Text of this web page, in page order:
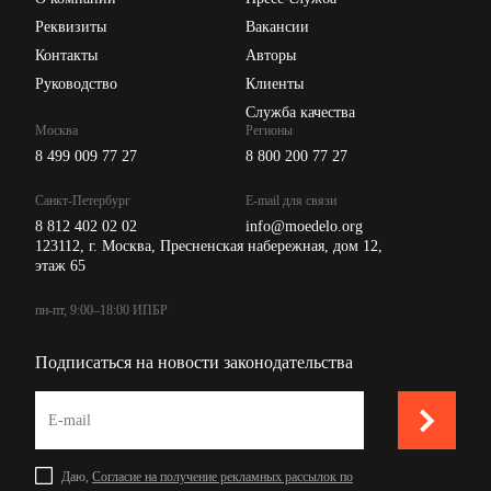
Реквизиты
Контакты
Руководство
Вакансии
Авторы
Клиенты
Служба качества
Москва
8 499 009 77 27
Санкт-Петербург
8 812 402 02 02
Регионы
8 800 200 77 27
E-mail для связи
info@moedelo.org
123112, г. Москва, Пресненская набережная, дом 12,
этаж 65
пн-пт, 9:00–18:00 ИПБР
Подписаться на новости законодательства
Даю, Согласие на получение рекламных рассылок по